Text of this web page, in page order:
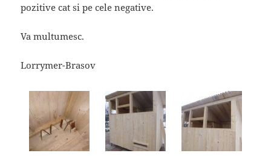
pozitive cat si pe cele negative.
Va multumesc.
Lorrymer-Brasov